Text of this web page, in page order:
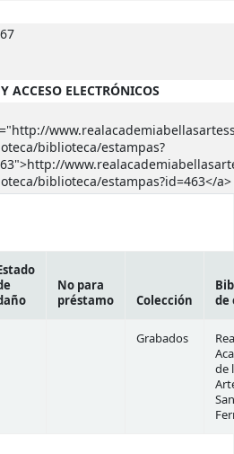
ELECTRÓNICOS
biblioteca/estampas?
biblioteca/estampas?id=463</a>
No para
préstamo
Colección
de
Grabados
de
San